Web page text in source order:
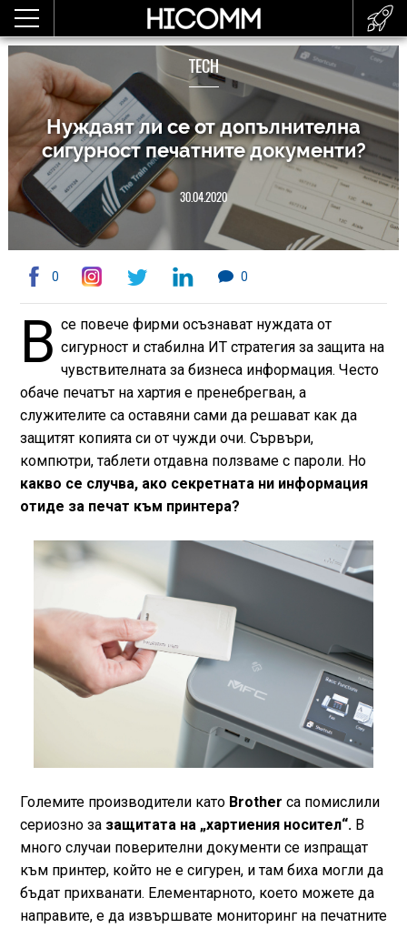
TECH
Нуждаят ли се от допълнителна
сигурност печатните документи?
30.04.2020
0 0
В се повече фирми осъзнават нуждата от
сигурност и стабилна ИТ стратегия за защита на
чувствителната за бизнеса информация. Често
обаче печатът на хартия е пренебрегван, а
служителите са оставяни сами да решават как да
защитят копията си от чужди очи. Сървъри,
компютри, таблети отдавна ползваме с пароли. Но
какво се случва, ако секретната ни информация
отиде за печат към принтера?
Големите производители като Brother са помислили
сериозно зазащитата на „хартиения носител“. В
много случаи поверителни документи се изпращат
към принтер, който не е сигурен, и там биха могли да
бъдат прихванати. Елементарното, което можете да
направите, е да извършвате мониторинг на печатните